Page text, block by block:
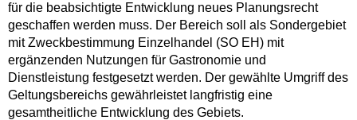
für die beabsichtigte Entwicklung neues Planungsrecht
geschaffen werden muss. Der Bereich soll als Sondergebiet
mit Zweckbestimmung Einzelhandel (SO EH) mit
ergänzenden Nutzungen für Gastronomie und
Dienstleistung festgesetzt werden. Der gewählte Umgriff des
Geltungsbereichs gewährleistet langfristig eine
gesamtheitliche Entwicklung des Gebiets.